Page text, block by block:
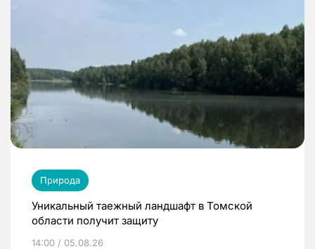
Природа
Уникальный таежный ландшафт в Томской
области получит защиту
14:00 / 05.08.26